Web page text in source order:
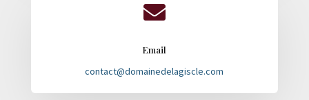

Email
contact@domainedelagiscle.com